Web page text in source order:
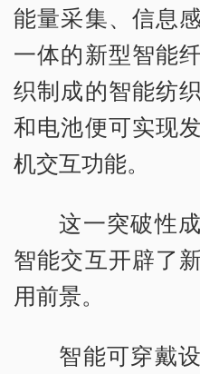
能量采集、信息
一体的新型智能
织制成的智能纺
和电池便可实现
机交互功能。
这一突破性
智能交互开辟了
用前景。
智能可穿戴